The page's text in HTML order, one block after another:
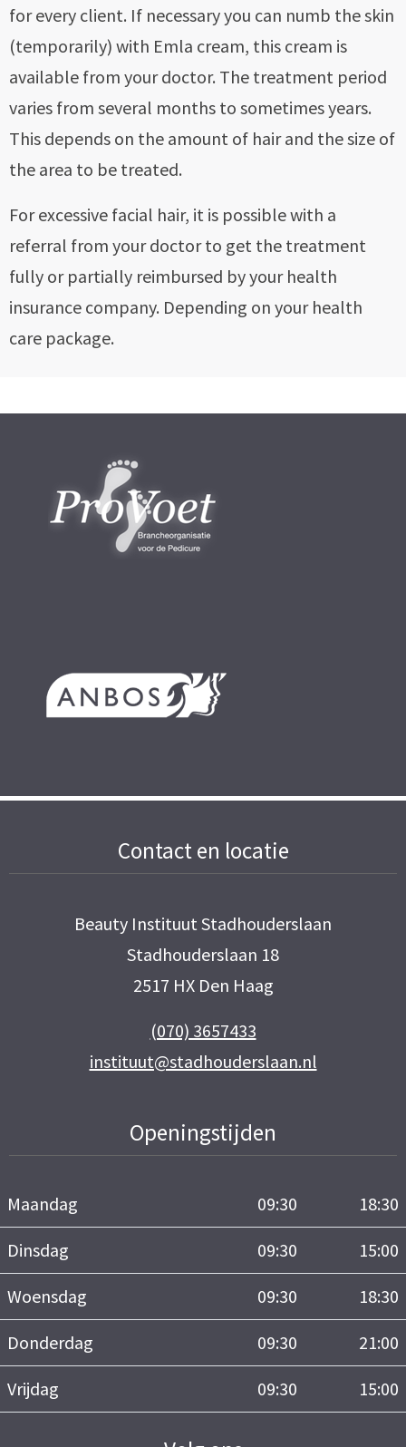
for every client. If necessary you can numb the skin
(temporarily) with Emla cream, this cream is
available from your doctor. The treatment period
varies from several months to sometimes years.
This depends on the amount of hair and the size of
the area to be treated.
For excessive facial hair, it is possible with a
referral from your doctor to get the treatment
fully or partially reimbursed by your health
insurance company. Depending on your health
care package.
Contact en locatie
Beauty Instituut Stadhouderslaan
Stadhouderslaan 18
2517 HX Den Haag
(070) 3657433
instituut@stadhouderslaan.nl
Openingstijden
Maandag 09:30 18:30
Dinsdag 09:30 15:00
Woensdag 09:30 18:30
Donderdag 09:30 21:00
Vrijdag 09:30 15:00